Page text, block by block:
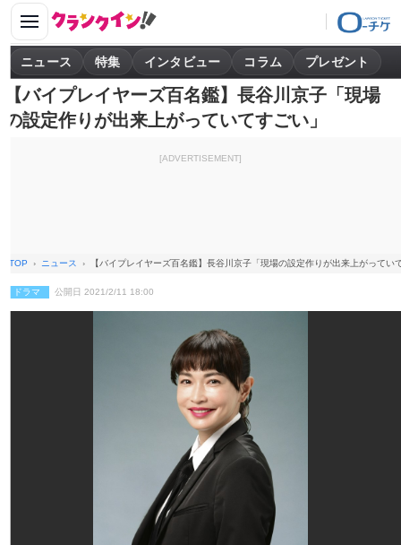
ニュース 特集 インタビュー コラム プレゼント
【バイプレイヤーズ百名鑑】長谷川京子「現場
の設定作りが出来上がっていてすごい」
[ADVERTISEMENT]
TOP ニュース 【バイプレイヤーズ百名鑑】長谷川京子「現場の設定作りが出来上がってい
ドラマ 公開日 2021/2/11 18:00